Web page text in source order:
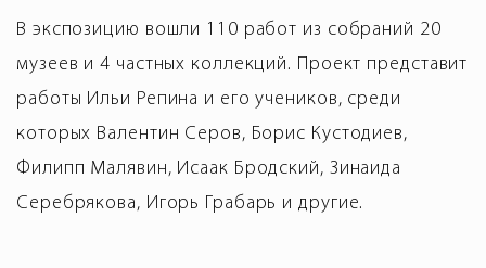
В экспозицию вошли 110 работ из собраний 20
музеев и 4 частных коллекций. Проект представит
работы Ильи Репина и его учеников, среди
которых Валентин Серов, Борис Кустодиев,
Филипп Малявин, Исаак Бродский, Зинаида
Серебрякова, Игорь Грабарь и другие.